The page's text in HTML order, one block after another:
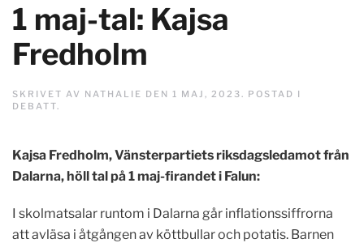
1 maj-tal: Kajsa
Fredholm
SKRIVET AV NATHALIE DEN 1 MAJ, 2023 . POSTAD I
DEBATT.
Kajsa Fredholm, Vänsterpartiets riksdagsledamot från
Dalarna, höll tal på 1 maj-firandet i Falun:
I skolmatsalar runtom i Dalarna går inflationssiffrorna
att avläsa i åtgången av köttbullar och potatis. Barnen